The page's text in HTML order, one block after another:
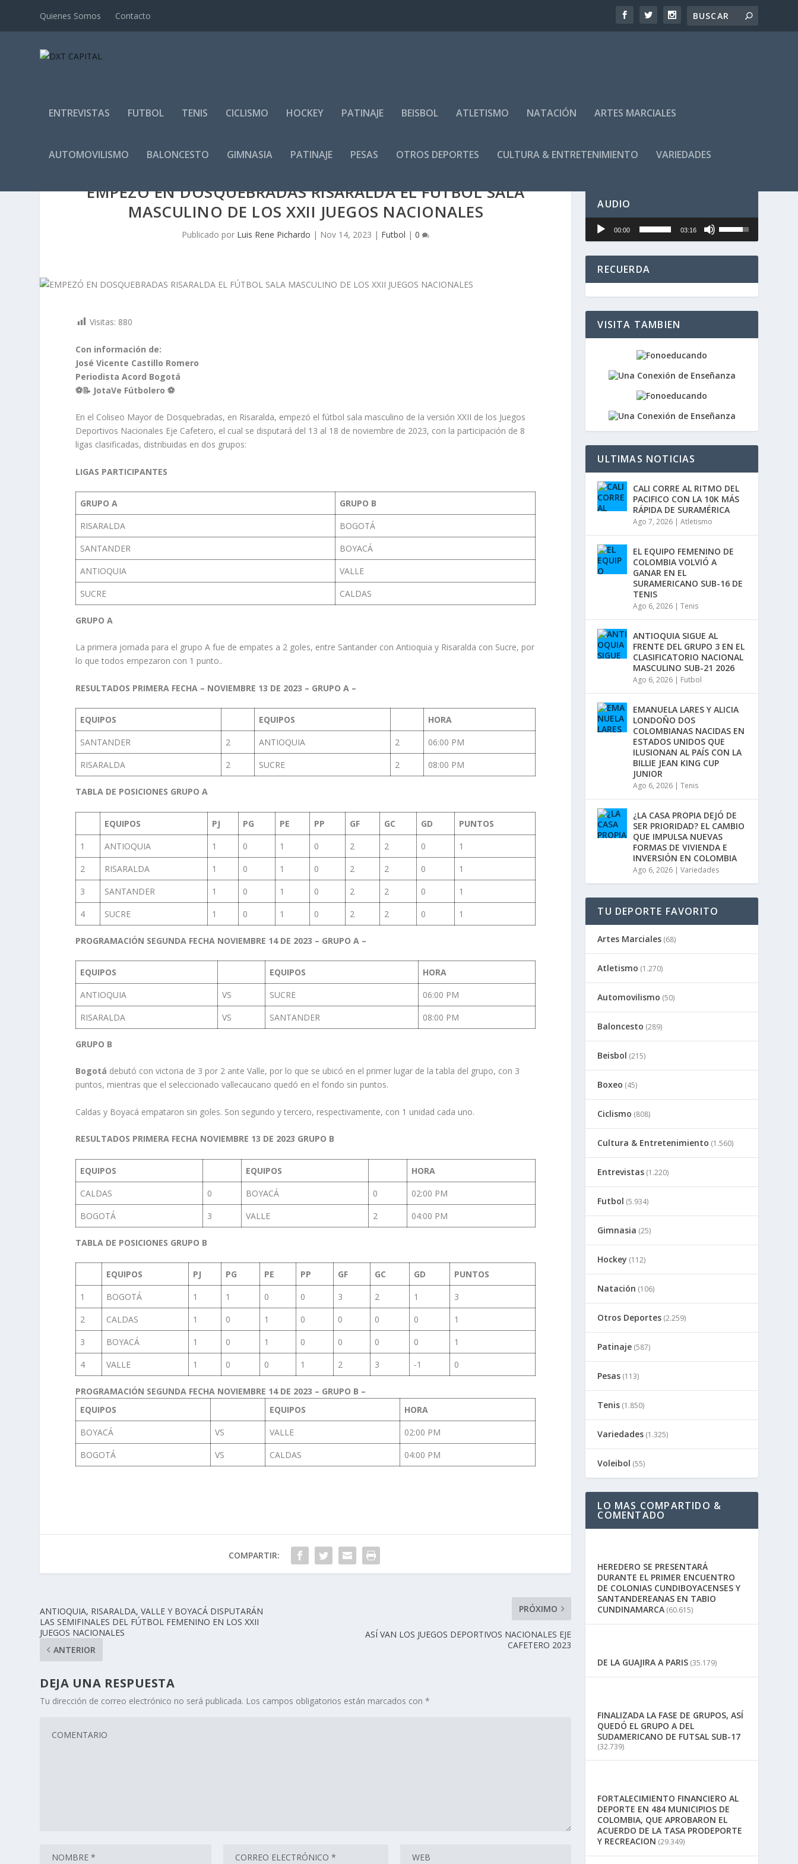
Quienes Somos Contacto
ENTREVISTAS FUTBOL TENIS CICLISMO HOCKEY PATINAJE BEISBOL ATLETISMO NATACIÓN ARTES MARCIALES
AUTOMOVILISMO BALONCESTO GIMNASIA PATINAJE PESAS OTROS DEPORTES CULTURA & ENTRETENIMIENTO VARIEDADES
EMPEZÓ EN DOSQUEBRADAS RISARALDA EL FÚTBOL SALA
MASCULINO DE LOS XXII JUEGOS NACIONALES
Publicado por Luis Rene Pichardo | Nov 14, 2023 | Futbol |0
Visitas: 880
Con información de:
José Vicente Castillo Romero
Periodista Acord Bogotá
⚽📝 JotaVe Fútbolero ⚽
En el Coliseo Mayor de Dosquebradas, en Risaralda, empezó el fútbol sala masculino de la versión XXII de los Juegos
Deportivos Nacionales Eje Cafetero, el cual se disputará del 13 al 18 de noviembre de 2023, con la participación de 8
ligas clasificadas, distribuidas en dos grupos:
LIGAS PARTICIPANTES
GRUPO A
GRUPO B
RISARALDA
BOGOTÁ
SANTANDER
BOYACÁ
ANTIOQUIA
VALLE
SUCRE
CALDAS
GRUPO A
La primera jornada para el grupo A fue de empates a 2 goles, entre Santander con Antioquia y Risaralda con Sucre, por
lo que todos empezaron con 1 punto..
RESULTADOS PRIMERA FECHA – NOVIEMBRE 13 DE 2023 – GRUPO A –
EQUIPOS EQUIPOS
HORA
SANTANDER
2 ANTIOQUIA 2
06:00 PM
RISARALDA
2 SUCRE 2 08:00 PM
TABLA DE POSICIONES GRUPO A
EQUIPOS PJ PG PE PP GF GC GD
PUNTOS
1
ANTIOQUIA 1 0 1 0 2 2 0
1
2
RISARALDA 1 0 1 0 2 2 0
1
3
SANTANDER 1 0 1 0 2 2 0
1
4
SUCRE 1 0 1 0 2 2 0 1
PROGRAMACIÓN SEGUNDA FECHA NOVIEMBRE 14 DE 2023 – GRUPO A –
EQUIPOS EQUIPOS
HORA
ANTIOQUIA
VS SUCRE
06:00 PM
RISARALDA
VS SANTANDER 08:00 PM
GRUPO B
Bogotá debutó con victoria de 3 por 2 ante Valle, por lo que se ubicó en el primer lugar de la tabla del grupo, con 3
puntos, mientras que el seleccionado vallecaucano quedó en el fondo sin puntos.
Caldas y Boyacá empataron sin goles. Son segundo y tercero, respectivamente, con 1 unidad cada uno.
RESULTADOS PRIMERA FECHA NOVIEMBRE 13 DE 2023 GRUPO B
EQUIPOS EQUIPOS
HORA
CALDAS
0 BOYACÁ 0
02:00 PM
BOGOTÁ
3 VALLE 2 04:00 PM
TABLA DE POSICIONES GRUPO B
EQUIPOS PJ PG PE PP GF GC GD
PUNTOS
1
BOGOTÁ 1 1 0 0 3 2 1
3
2
CALDAS 1 0 1 0 0 0 0
1
3
BOYACÁ 1 0 1 0 0 0 0
1
4
VALLE 1 0 0 1 2 3 -1 0
PROGRAMACIÓN SEGUNDA FECHA NOVIEMBRE 14 DE 2023 – GRUPO B –
EQUIPOS
EQUIPOS
HORA
BOYACÁ
VS VALLE
02:00 PM
BOGOTÁ
VS CALDAS 04:00 PM
COMPARTIR:
ANTIOQUIA, RISARALDA, VALLE Y BOYACÁ DISPUTARÁN
LAS SEMIFINALES DEL FÚTBOL FEMENINO EN LOS XXII
JUEGOS NACIONALES
ANTERIOR
PRÓXIMO
ASÍ VAN LOS JUEGOS DEPORTIVOS NACIONALES EJE
CAFETERO 2023
DEJA UNA RESPUESTA
Tu dirección de correo electrónico no será publicada. Los campos obligatorios están marcados con*
AUDIO
Reproductor
de
00:00 03:16
t
i
l
l
e
a
f
c
r
r
i
a
j
a
a
u
m
n
a
o
d
i
n
u
i
r
e
l
v
o
l
u
RECUERDA
VISITA TAMBIEN
ULTIMAS NOTICIAS
CALI CORRE AL RITMO DEL
PACIFICO CON LA 10K MÁS
RÁPIDA DE SURAMÉRICA
Ago 7, 2026 |Atletismo
EL EQUIPO FEMENINO DE
COLOMBIA VOLVIÓ A
GANAR EN EL
SURAMERICANO SUB-16 DE
TENIS
Ago 6, 2026 |Tenis
ANTIOQUIA SIGUE AL
FRENTE DEL GRUPO 3 EN EL
CLASIFICATORIO NACIONAL
MASCULINO SUB-21 2026
Ago 6, 2026 | Futbol
EMANUELA LARES Y ALICIA
LONDOÑO DOS
COLOMBIANAS NACIDAS EN
ESTADOS UNIDOS QUE
ILUSIONAN AL PAÍS CON LA
BILLIE JEAN KING CUP
JUNIOR
Ago 6, 2026 |Tenis
¿LA CASA PROPIA DEJÓ DE
SER PRIORIDAD? EL CAMBIO
QUE IMPULSA NUEVAS
FORMAS DE VIVIENDA E
INVERSIÓN EN COLOMBIA
Ago 6, 2026 |Variedades
TU DEPORTE FAVORITO
Artes Marciales (68)
Atletismo (1.270)
Automovilismo (50)
Baloncesto (289)
Beisbol (215)
Boxeo (45)
Ciclismo (808)
Cultura & Entretenimiento (1.560)
Entrevistas (1.220)
Futbol (5.934)
Gimnasia (25)
Hockey (112)
Natación (106)
Otros Deportes (2.259)
Patinaje (587)
Pesas (113)
Tenis (1.850)
Variedades (1.325)
Voleibol (55)
LO MAS COMPARTIDO &
COMENTADO
HEREDERO SE PRESENTARÁ
DURANTE EL PRIMER ENCUENTRO
DE COLONIAS CUNDIBOYACENSES Y
SANTANDEREANAS EN TABIO
CUNDINAMARCA (60.615)
DE LA GUAJIRA A PARIS (35.179)
FINALIZADA LA FASE DE GRUPOS, ASÍ
QUEDÓ EL GRUPO A DEL
SUDAMERICANO DE FUTSAL SUB-17
(32.739)
FORTALECIMIENTO FINANCIERO AL
DEPORTE EN 484 MUNICIPIOS DE
COLOMBIA, QUE APROBARON EL
ACUERDO DE LA TASA PRODEPORTE
Y RECREACION (29.349)